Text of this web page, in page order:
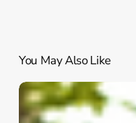
You May Also Like
Jakie
są